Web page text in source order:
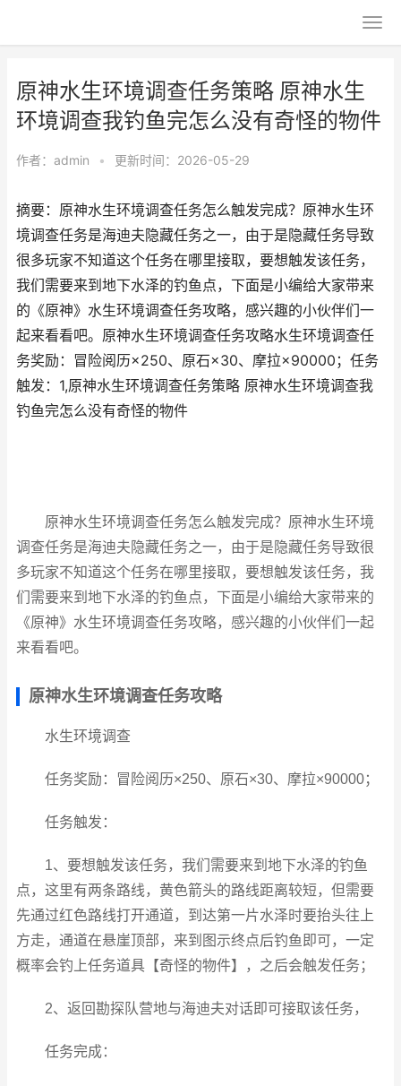
原神水生环境调查任务策略 原神水生
环境调查我钓鱼完怎么没有奇怪的物件
作者： admin • 更新时间：2026-05-29
摘要：原神水生环境调查任务怎么触发完成？原神水生环
境调查任务是海迪夫隐藏任务之一，由于是隐藏任务导致
很多玩家不知道这个任务在哪里接取，要想触发该任务，
我们需要来到地下水泽的钓鱼点，下面是小编给大家带来
的《原神》水生环境调查任务攻略，感兴趣的小伙伴们一
起来看看吧。原神水生环境调查任务攻略水生环境调查任
务奖励：冒险阅历×250、原石×30、摩拉×90000；任务
触发：1,原神水生环境调查任务策略 原神水生环境调查我
钓鱼完怎么没有奇怪的物件
原神水生环境调查任务怎么触发完成？原神水生环境
调查任务是海迪夫隐藏任务之一，由于是隐藏任务导致很
多玩家不知道这个任务在哪里接取，要想触发该任务，我
们需要来到地下水泽的钓鱼点，下面是小编给大家带来的
《原神》水生环境调查任务攻略，感兴趣的小伙伴们一起
来看看吧。
原神水生环境调查任务攻略
水生环境调查
任务奖励：冒险阅历×250、原石×30、摩拉×90000；
任务触发：
1、要想触发该任务，我们需要来到地下水泽的钓鱼
点，这里有两条路线，黄色箭头的路线距离较短，但需要
先通过红色路线打开通道，到达第一片水泽时要抬头往上
方走，通道在悬崖顶部，来到图示终点后钓鱼即可，一定
概率会钓上任务道具【奇怪的物件】，之后会触发任务；
2、返回勘探队营地与海迪夫对话即可接取该任务，
任务完成：